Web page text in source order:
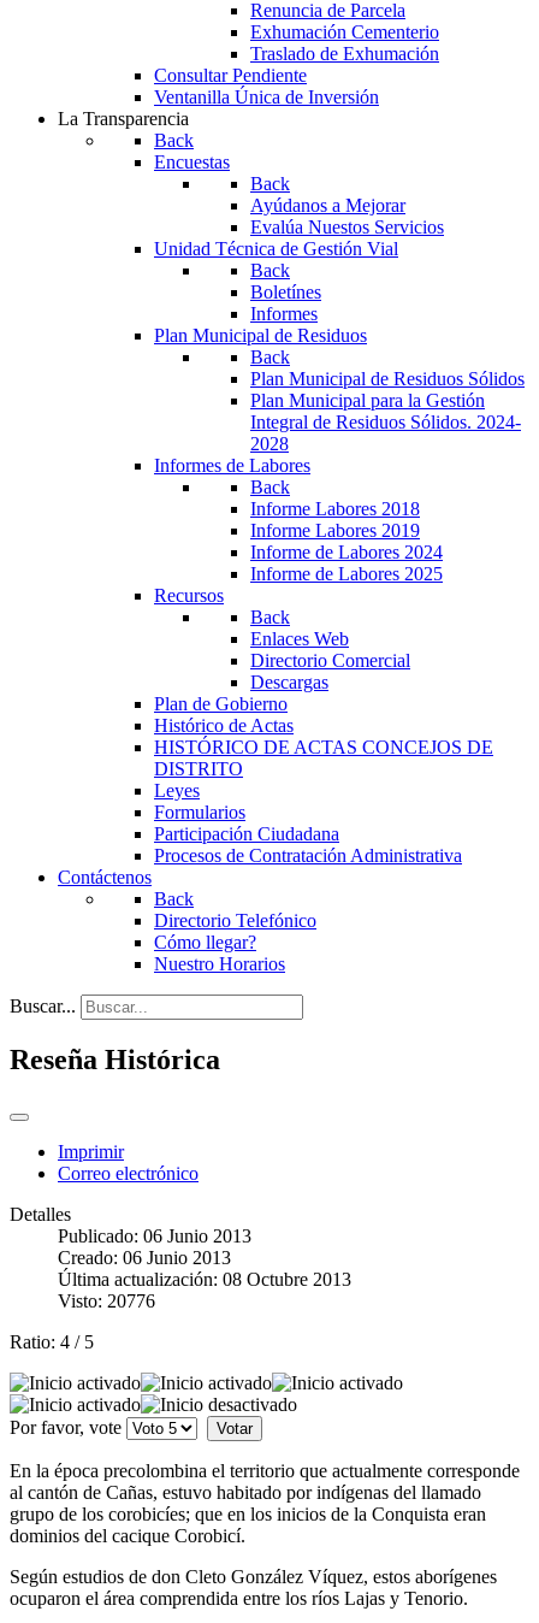
Renuncia de Parcela
Exhumación Cementerio
Traslado de Exhumación
Consultar Pendiente
Ventanilla Única de Inversión
La Transparencia
Back
Encuestas
Back
Ayúdanos a Mejorar
Evalúa Nuestos Servicios
Unidad Técnica de Gestión Vial
Back
Boletínes
Informes
Plan Municipal de Residuos
Back
Plan Municipal de Residuos Sólidos
Plan Municipal para la Gestión
Integral de Residuos Sólidos. 2024-
2028
Informes de Labores
Back
Informe Labores 2018
Informe Labores 2019
Informe de Labores 2024
Informe de Labores 2025
Recursos
Back
Enlaces Web
Directorio Comercial
Descargas
Plan de Gobierno
Histórico de Actas
HISTÓRICO DE ACTAS CONCEJOS DE
DISTRITO
Leyes
Formularios
Participación Ciudadana
Procesos de Contratación Administrativa
Contáctenos
Back
Directorio Telefónico
Cómo llegar?
Nuestro Horarios
Buscar...
Reseña Histórica
Imprimir
Correo electrónico
Detalles
Publicado: 06 Junio 2013
Creado: 06 Junio 2013
Última actualización: 08 Octubre 2013
Visto: 20776
Ratio: 4 / 5
Por favor, vote
En la época precolombina el territorio que actualmente corresponde
al cantón de Cañas, estuvo habitado por indígenas del llamado
grupo de los corobicíes; que en los inicios de la Conquista eran
dominios del cacique Corobicí.
Según estudios de don Cleto González Víquez, estos aborígenes
ocuparon el área comprendida entre los ríos Lajas y Tenorio.